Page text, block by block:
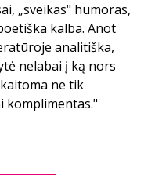
„sveikas" humoras,
kalba. Anot
analitiška,
nelabai į ką nors
ne tik
komplimentas."